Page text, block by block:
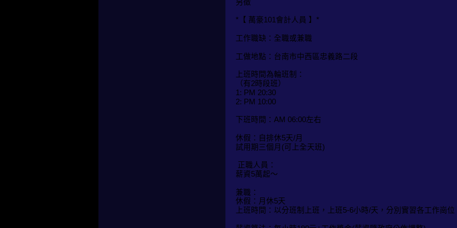
另徵
*【 萬豪101會計人員 】*
工作職缺：全職或兼職
工做地點：台南市中西區忠義路二段
上班時間為輪班制：
（有2時段班）
1: PM 20:30
2: PM 10:00
下班時間：AM 06:00左右
休假：自排休5天/月
試用期三個月(可上全天班)
正職人員：
薪資5萬起～
兼職：
休假：月休5天
上班時間：以分班制上班，上班5-6小時/天，分別實習各工作崗位